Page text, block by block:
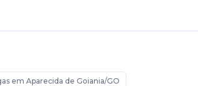
em Aparecida de Goiania/GO